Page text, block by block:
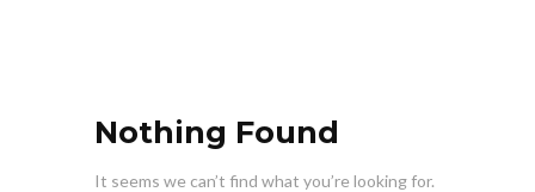
Nothing Found
It seems we can’t find what you’re looking for.